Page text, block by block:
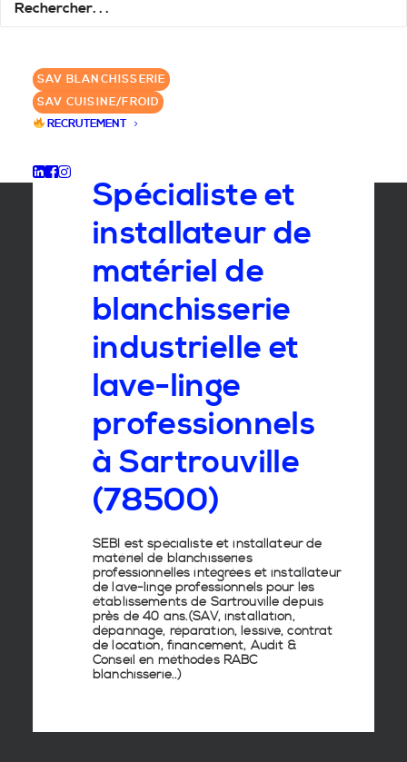
SAV BLANCHISSERIE
SAV CUISINE/FROID
RECRUTEMENT
✆ 09 78 083 083
Spécialiste et
installateur de
matériel de
blanchisserie
industrielle et
lave-linge
professionnels
à Sartrouville
(78500)
SEBI est spécialiste et installateur de
matériel de blanchisseries
professionnelles intégrées etinstallateur
de lave-lingeprofessionnels pour les
établissements de Sartrouville depuis
près de 40 ans.(SAV, installation,
dépannage, réparation, lessive, contrat
de location, financement, Audit &
Conseil en méthodes RABC
blanchisserie..)